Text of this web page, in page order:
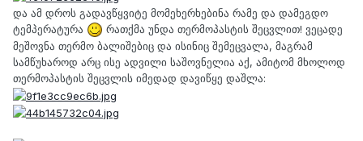
და ამ დროს გადავწყვიტე მომეხერხებინა რამე და დამეგდო
ტემპერატურა
რათქმა უნდა თერმოპასტის შეცვლით! ვეცადე
მეშოვნა თერმო ბალიშებიც და ისინიც შემეცვალა, მაგრამ
სამწუხაროდ არც ისე ადვილი საშოვნელია აქ, ამიტომ მხოლოდ
თერმოპასტის შეცვლის იმედად დავიწყე დაშლა: